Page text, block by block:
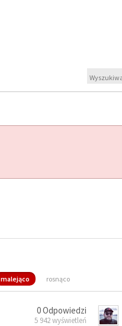
malejąco rosnąco
0 Odpowiedzi
5 942 wyświetleń